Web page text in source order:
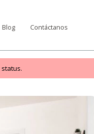
Blog Contáctanos
status.